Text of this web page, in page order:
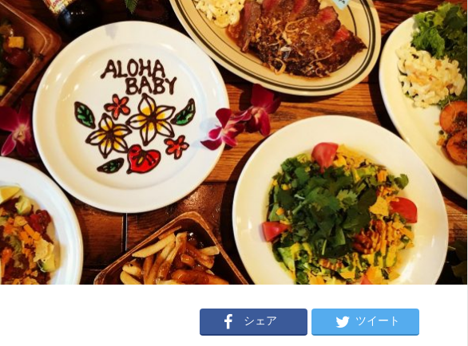
シェア ツイート